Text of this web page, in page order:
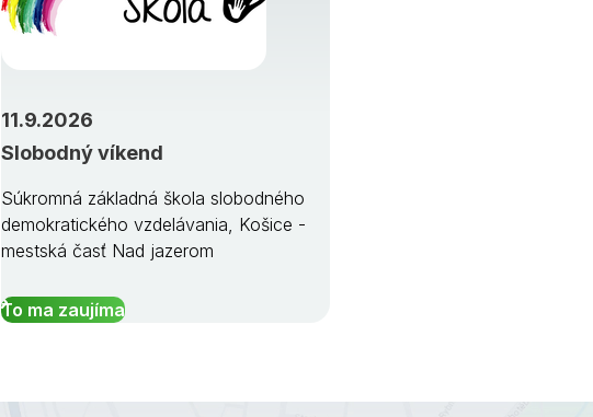
Slobodný víkend
11.9.2026
Súkromná základná škola slobodného
demokratického vzdelávania, Košice -
mestská časť Nad jazerom
To ma zaujíma